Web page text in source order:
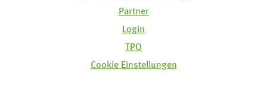
Partner
Login
TPO
Cookie Einstellungen